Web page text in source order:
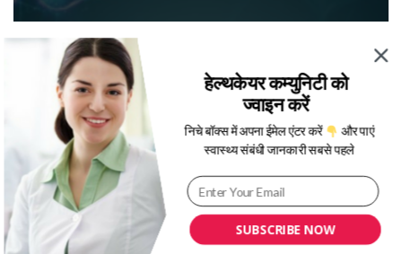
डेंगू बुखार के बारे में जानकारी | Dengue Fever
Treatment In Hindi
SUBSCRIBE NOW
हेल्थकेयर कम्युनिटी को
ज्वाइन करें
निचे बॉक्स में अपना ईमेल एंटर करें
और पाएं
स्वास्थ्य संबंधी जानकारी सबसे पहले